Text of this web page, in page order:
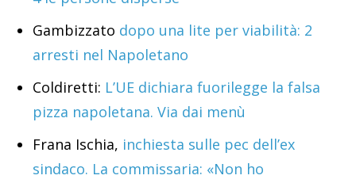
Gambizzato dopo una lite per viabilità: 2
arresti nel Napoletano
Coldiretti: L’UE dichiara fuorilegge la falsa
pizza napoletana. Via dai menù
Frana Ischia, inchiesta sulle pec dell’ex
sindaco. La commissaria: «Non ho